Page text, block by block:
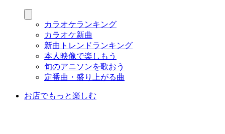
カラオケランキング
カラオケ新曲
新曲トレンドランキング
本人映像で楽しもう
旬のアニソンを歌おう
定番曲・盛り上がる曲
お店でもっと楽しむ